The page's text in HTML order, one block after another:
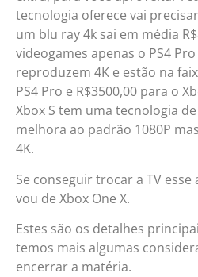
tecnologia oferece vai
um blu ray 4k sai em média
videogames apenas o PS4
reproduzem 4K e estão na
PS4 Pro e R$3500,00 para o
Xbox S tem uma tecnologia
melhora ao padrão 1080P
4K.
Se conseguir trocar a TV
vou de Xbox One X.
Estes são os detalhes
temos mais algumas
encerrar a matéria.